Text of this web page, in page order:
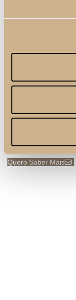
Estamos quase
vindo a preparar:
estética e
A Coleção Noah
vai querer ver
nossa Newsletter
Quero Saber Mais